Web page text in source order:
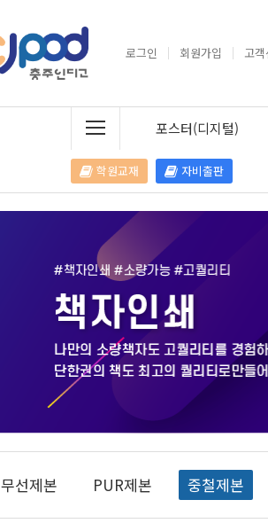
로그인 회원가입 고
포스터(디지털)
학원교재 자비출판
무선제본 PUR제본 중철제본